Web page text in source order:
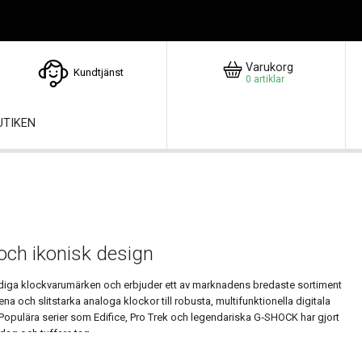
Kundtjänst Varukorg
0 artiklar
ikonisk design
klockvarumärken och erbjuder ett av marknadens bredaste sortiment
och slitstarka analoga klockor till robusta, multifunktionella digitala
serier som Edifice, Pro Trek och legendariska G‑SHOCK har gjort
och tuffare tag.
trender som håller över tid – med klassiker som G‑SHOCK och Baby‑G,